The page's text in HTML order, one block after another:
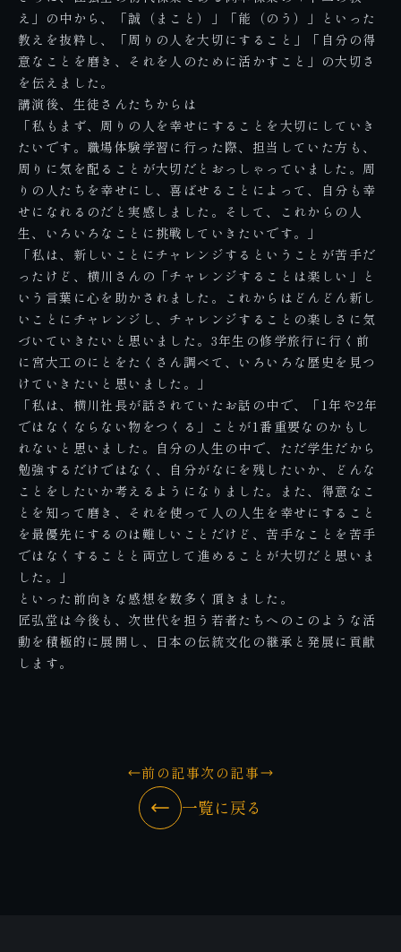
え」の中から、「誠（まこと）」「能（のう）」といった
教えを抜粋し、「周りの人を大切にすること」「自分の得
意なことを磨き、それを人のために活かすこと」の大切さ
を伝えました。
講演後、生徒さんたちからは
「私もまず、周りの人を幸せにすることを大切にしていき
たいです。職場体験学習に行った際、担当していた方も、
周りに気を配ることが大切だとおっしゃっていました。周
りの人たちを幸せにし、喜ばせることによって、自分も幸
せになれるのだと実感しました。そして、これからの人
生、いろいろなことに挑戦していきたいです。」
「私は、新しいことにチャレンジするということが苦手だ
ったけど、横川さんの「チャレンジすることは楽しい」と
いう言葉に心を助かされました。これからはどんどん新し
いことにチャレンジし、チャレンジすることの楽しさに気
づいていきたいと思いました。3年生の修学旅行に行く前
に宮大工のにとをたくさん調べて、いろいろな歴史を見つ
けていきたいと思いました。」
「私は、横川社長が話されていたお話の中で、「1年や2年
ではなくならない物をつくる」ことが1番重要なのかもし
れないと思いました。自分の人生の中で、ただ学生だから
勉強するだけではなく、自分がなにを残したいか、どんな
ことをしたいか考えるようになりました。また、得意なこ
とを知って磨き、それを使って人の人生を幸せにすること
を最優先にするのは難しいことだけど、苦手なことを苦手
ではなくすることと両立して進めることが大切だと思いま
した。」
といった前向きな感想を数多く頂きました。
匠弘堂は今後も、次世代を担う若者たちへのこのような活
動を積極的に展開し、日本の伝統文化の継承と発展に貢献
します。
前の記事次の記事
一覧に戻る